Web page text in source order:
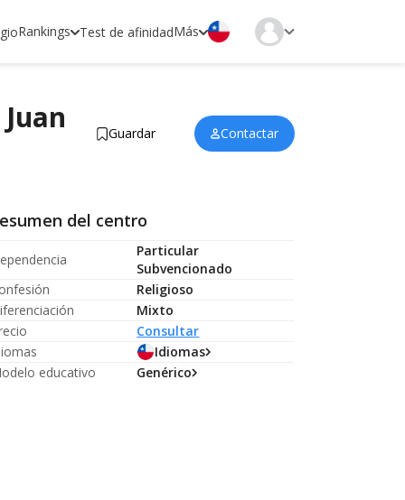
Rankings Test de afinidadMás
Guardar Contactar
del centro
Particular
Subvencionado
Religioso
Mixto
Consultar
Idiomas
educativo
Genérico